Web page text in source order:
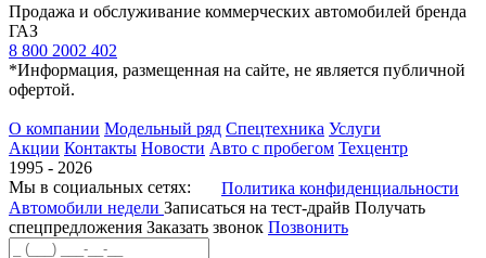
Продажа и обслуживание коммерческих автомобилей бренда
ГАЗ
8 800 2002 402
*Информация, размещенная на сайте, не является публичной
офертой.
О компании Модельный ряд Спецтехника Услуги
Акции Контакты Новости Авто с пробегом Техцентр
1995 - 2026
Мы в социальных сетях:
Политика конфиденциальности
Автомобили недели Записаться на тест-драйв Получать
спецпредложения Заказать звонок Позвонить